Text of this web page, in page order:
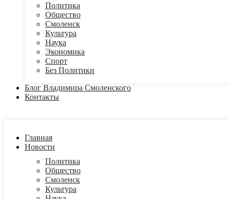
Политика
Общество
Смоленск
Культура
Наука
Экономика
Спорт
Без Политики
Блог Владимира Смоленского
Контакты
Главная
Новости
Политика
Общество
Смоленск
Культура